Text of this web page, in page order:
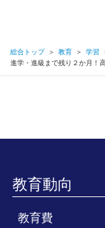
総合トップ ＞ 教育 ＞ 学習
進学・進級まで残り２か月！
教育動向
教育費